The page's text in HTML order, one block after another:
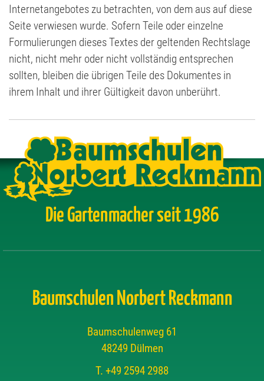
Internetangebotes zu betrachten, von dem aus auf diese
Seite verwiesen wurde. Sofern Teile oder einzelne
Formulierungen dieses Textes der geltenden Rechtslage
nicht, nicht mehr oder nicht vollständig entsprechen
sollten, bleiben die übrigen Teile des Dokumentes in
ihrem Inhalt und ihrer Gültigkeit davon unberührt.
Die Gartenmacher seit 1986
Baumschulen Norbert Reckmann
Baumschulenweg 61
48249 Dülmen
T. +49 2594 2988